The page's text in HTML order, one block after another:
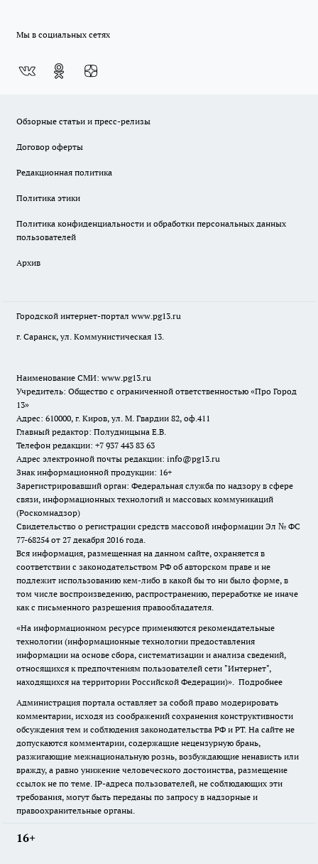
Мы в социальных сетях
Обзорные статьи и пресс-релизы
Договор оферты
Редакционная политика
Политика этики
Политика конфиденциальности и обработки персональных данных
пользователей
Архив
Городской интернет-портал www.pg13.ru
г. Саранск, ул. Коммунистическая 13.
Наименование СМИ: www.pg13.ru
Учредитель: Общество с ограниченной ответственностью «Про Город
13»
Адрес: 610000, г. Киров, ул. М. Гвардии 82, оф.411
Главный редактор: Полудницына Е.В.
Телефон редакции: +7 937 443 83 63
Адрес электронной почты редакции: info@pg13.ru
Знак информационной продукции: 16+
Зарегистрировавший орган: Федеральная служба по надзору в сфере
связи, информационных технологий и массовых коммуникаций
(Роскомнадзор)
Свидетельство о регистрации средств массовой информации Эл № ФС
77-68254 от 27 декабря 2016 года.
Вся информация, размещенная на данном сайте, охраняется в
соответствии с законодательством РФ об авторском праве и не
подлежит использованию кем-либо в какой бы то ни было форме, в
том числе воспроизведению, распространению, переработке не иначе
как с письменного разрешения правообладателя.
«На информационном ресурсе применяются рекомендательные
технологии (информационные технологии предоставления
информации на основе сбора, систематизации и анализа сведений,
относящихся к предпочтениям пользователей сети "Интернет",
находящихся на территории Российской Федерации)». Подробнее
Администрация портала оставляет за собой право модерировать
комментарии, исходя из соображений сохранения конструктивности
обсуждения тем и соблюдения законодательства РФ и РТ. На сайте не
допускаются комментарии, содержащие нецензурную брань,
разжигающие межнациональную рознь, возбуждающие ненависть или
вражду, а равно унижение человеческого достоинства, размещение
ссылок не по теме. IP-адреса пользователей, не соблюдающих эти
требования, могут быть переданы по запросу в надзорные и
правоохранительные органы.
16+